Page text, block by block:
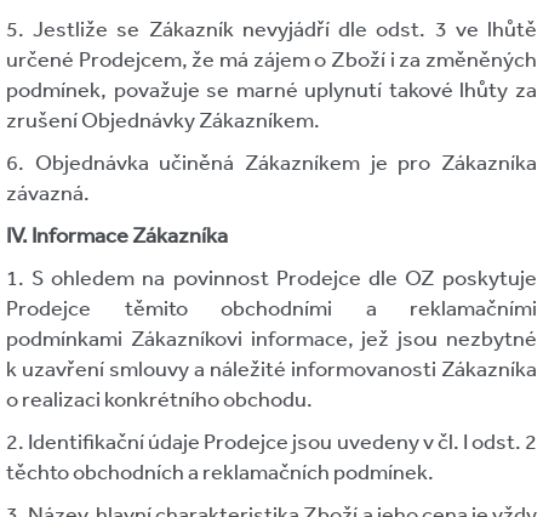
5. Jestliže se Zákazník nevyjádří dle odst. 3 ve lhůtě
určené Prodejcem, že má zájem o Zboží i za změněných
podmínek, považuje se marné uplynutí takové lhůty za
zrušení Objednávky Zákazníkem.
6. Objednávka učiněná Zákazníkem je pro Zákazníka
závazná.
IV. Informace Zákazníka
1. S ohledem na povinnost Prodejce dle OZ poskytuje
Prodejce těmito obchodními a reklamačními
podmínkami Zákazníkovi informace, jež jsou nezbytné
k uzavření smlouvy a náležité informovanosti Zákazníka
o realizaci konkrétního obchodu.
2. Identifikační údaje Prodejce jsou uvedeny v čl. I odst. 2
těchto obchodních a reklamačních podmínek.